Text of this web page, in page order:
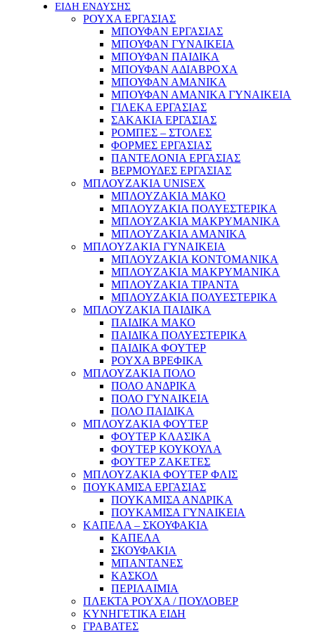
ΕΙΔΗ ΕΝΔΥΣΗΣ
ΡΟΥΧΑ ΕΡΓΑΣΙΑΣ
ΜΠΟΥΦΑΝ ΕΡΓΑΣΙΑΣ
ΜΠΟΥΦΑΝ ΓΥΝΑΙΚΕΙΑ
ΜΠΟΥΦΑΝ ΠΑΙΔΙΚΑ
ΜΠΟΥΦΑΝ ΑΔΙΑΒΡΟΧΑ
ΜΠΟΥΦΑΝ ΑΜΑΝΙΚΑ
ΜΠΟΥΦΑΝ ΑΜΑΝΙΚΑ ΓΥΝΑΙΚΕΙΑ
ΓΙΛΕΚΑ ΕΡΓΑΣΙΑΣ
ΣΑΚΑΚΙΑ ΕΡΓΑΣΙΑΣ
ΡΟΜΠΕΣ – ΣΤΟΛΕΣ
ΦΟΡΜΕΣ ΕΡΓΑΣΙΑΣ
ΠΑΝΤΕΛΟΝΙΑ ΕΡΓΑΣΙΑΣ
ΒΕΡΜΟΥΔΕΣ ΕΡΓΑΣΙΑΣ
ΜΠΛΟΥΖΑΚΙΑ UNISEX
ΜΠΛΟΥΖΑΚΙΑ ΜΑΚΟ
ΜΠΛΟΥΖΑΚΙΑ ΠΟΛΥΕΣΤΕΡΙΚΑ
ΜΠΛΟΥΖΑΚΙΑ ΜΑΚΡΥΜΑΝΙΚΑ
ΜΠΛΟΥΖΑΚΙΑ ΑΜΑΝΙΚΑ
ΜΠΛΟΥΖΑΚΙΑ ΓΥΝΑΙΚΕΙΑ
ΜΠΛΟΥΖΑΚΙΑ ΚΟΝΤΟΜΑΝΙΚΑ
ΜΠΛΟΥΖΑΚΙΑ ΜΑΚΡΥΜΑΝΙΚΑ
ΜΠΛΟΥΖΑΚΙΑ ΤΙΡΑΝΤΑ
ΜΠΛΟΥΖΑΚΙΑ ΠΟΛΥΕΣΤΕΡΙΚΑ
ΜΠΛΟΥΖΑΚΙΑ ΠΑΙΔΙΚΑ
ΠΑΙΔΙΚΑ ΜΑΚΟ
ΠΑΙΔΙΚΑ ΠΟΛΥΕΣΤΕΡΙΚΑ
ΠΑΙΔΙΚΑ ΦΟΥΤΕΡ
ΡΟΥΧΑ ΒΡΕΦΙΚΑ
ΜΠΛΟΥΖΑΚΙΑ ΠΟΛΟ
ΠΟΛΟ ΑΝΔΡΙΚΑ
ΠΟΛΟ ΓΥΝΑΙΚΕΙΑ
ΠΟΛΟ ΠΑΙΔΙΚΑ
ΜΠΛΟΥΖΑΚΙΑ ΦΟΥΤΕΡ
ΦΟΥΤΕΡ ΚΛΑΣΙΚΑ
ΦΟΥΤΕΡ ΚΟΥΚΟΥΛΑ
ΦΟΥΤΕΡ ΖΑΚΕΤΕΣ
ΜΠΛΟΥΖΑΚΙΑ ΦΟΥΤΕΡ ΦΛΙΣ
ΠΟΥΚΑΜΙΣΑ ΕΡΓΑΣΙΑΣ
ΠΟΥΚΑΜΙΣΑ ΑΝΔΡΙΚΑ
ΠΟΥΚΑΜΙΣΑ ΓΥΝΑΙΚΕΙΑ
ΚΑΠΕΛΑ – ΣΚΟΥΦΑΚΙΑ
ΚΑΠΕΛΑ
ΣΚΟΥΦΑΚΙΑ
ΜΠΑΝΤΑΝΕΣ
ΚΑΣΚΟΛ
ΠΕΡΙΛΑΙΜΙΑ
ΠΛΕΚΤΑ ΡΟΥΧΑ / ΠΟΥΛΟΒΕΡ
ΚΥΝΗΓΕΤΙΚΑ ΕΙΔΗ
ΓΡΑΒΑΤΕΣ